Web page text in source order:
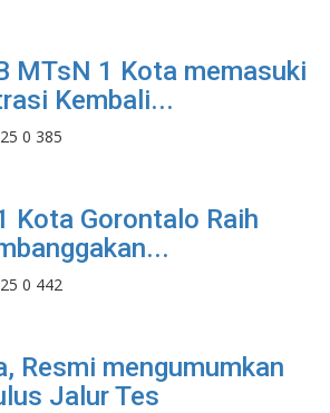
MTsN 1 Kota memasuki
Kembali...
0 385
Kota Gorontalo Raih
0 442
Resmi mengumumkan
Jalur Tes